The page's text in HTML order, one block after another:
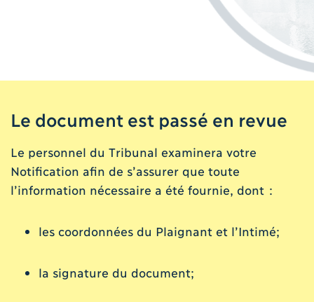
Le document est passé en revue
Le personnel du Tribunal examinera votre
Notification afin de s’assurer que toute
l’information nécessaire a été fournie, dont :
les coordonnées du Plaignant et l’Intimé;
la signature du document;